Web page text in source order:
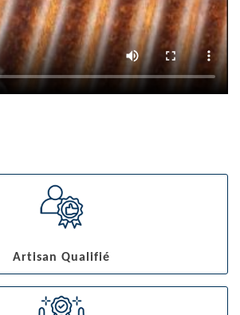
Artisan Qualifié